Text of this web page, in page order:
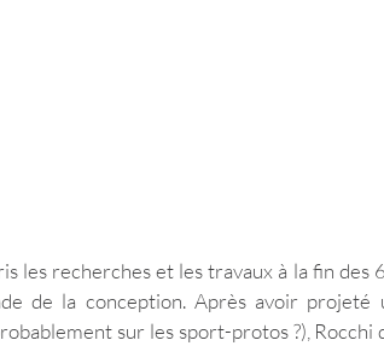
les recherches et les travaux à la fin
de la conception. Après avoir
sur les sport-protos ?),